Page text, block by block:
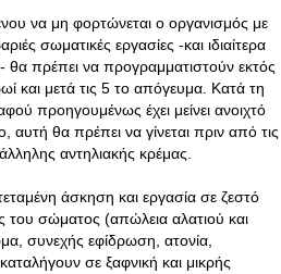
να μη φορτώνεται ο οργανισμός με
σωματικές εργασίες -και ιδιαίτερα
πρέπει να προγραμματιστούν εκτός
και μετά τις 5 το απόγευμα. Κατά τη
προηγουμένως έχει μείνει ανοιχτό
θα πρέπει να γίνεται πριν από τις
αντηλιακής κρέμας.
άσκηση και εργασία σε ζεστό
του σώματος (απώλεια αλατιού και
συνεχής εφίδρωση, ατονία,
σε ξαφνική και μικρής